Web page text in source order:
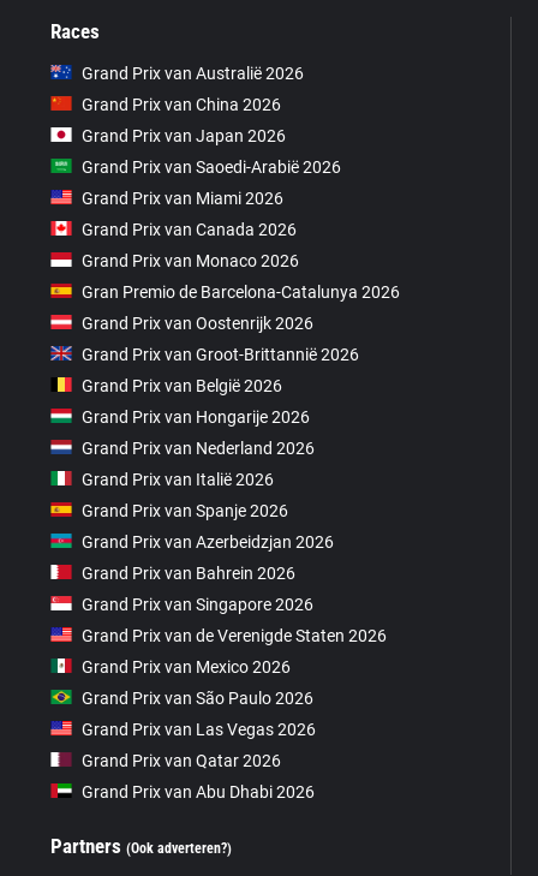
Races
Grand Prix van Australië 2026
Grand Prix van China 2026
Grand Prix van Japan 2026
Grand Prix van Saoedi-Arabië 2026
Grand Prix van Miami 2026
Grand Prix van Canada 2026
Grand Prix van Monaco 2026
Gran Premio de Barcelona-Catalunya 2026
Grand Prix van Oostenrijk 2026
Grand Prix van Groot-Brittannië 2026
Grand Prix van België 2026
Grand Prix van Hongarije 2026
Grand Prix van Nederland 2026
Grand Prix van Italië 2026
Grand Prix van Spanje 2026
Grand Prix van Azerbeidzjan 2026
Grand Prix van Bahrein 2026
Grand Prix van Singapore 2026
Grand Prix van de Verenigde Staten 2026
Grand Prix van Mexico 2026
Grand Prix van São Paulo 2026
Grand Prix van Las Vegas 2026
Grand Prix van Qatar 2026
Grand Prix van Abu Dhabi 2026
Partners(Ook adverteren?)